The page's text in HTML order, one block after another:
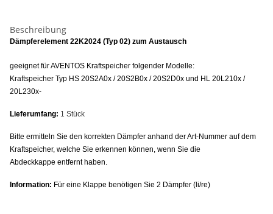
Beschreibung
Dämpferelement 22K2024 (Typ 02) zum Austausch
geeignet für AVENTOS Kraftspeicher folgender Modelle:
Kraftspeicher Typ HS 20S2A0x / 20S2B0x / 20S2D0x und HL 20L210x /
20L230x-
Lieferumfang: 1 Stück
Bitte ermitteln Sie den korrekten Dämpfer anhand der Art-Nummer auf dem
Kraftspeicher, welche Sie erkennen können, wenn Sie die
Abdeckkappe entfernt haben.
Information: Für eine Klappe benötigen Sie 2 Dämpfer (li/re)